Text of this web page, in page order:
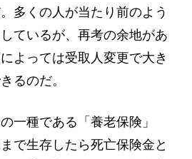
多くの人が当たり前のよう
ているが、再考の余地があ
よっては受取人変更で大き
るのだ。
一種である「養老保険」
で生存したら死亡保険金と